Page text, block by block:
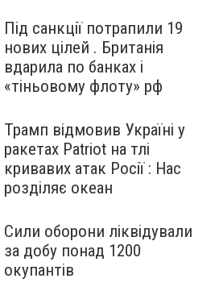
Під санкції потрапили 19
нових цілей . Британія
вдарила по банках і
«тіньовому флоту» рф
Трамп відмовив Україні у
ракетах Patriot на тлі
кривавих атак Росії : Нас
розділяє океан
Сили оборони ліквідували
за добу понад 1200
окупантів